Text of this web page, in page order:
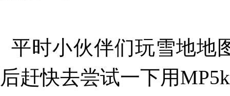
平时小伙伴们玩雪地地
后赶快去尝试一下用